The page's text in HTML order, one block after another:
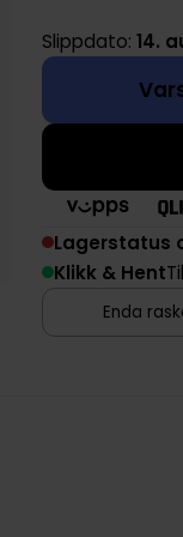
Slippdato:14.
Lagerstatus
Klikk & Hent
Enda